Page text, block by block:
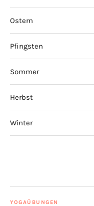
Ostern
Pfingsten
Sommer
Herbst
Winter
YOGAÜBUNGEN